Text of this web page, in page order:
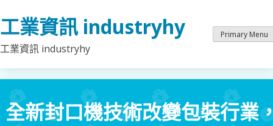
to
content
工業資訊 industryhy
工業資訊 industryhy
Primary Menu
全新封口機技術改變包裝行業